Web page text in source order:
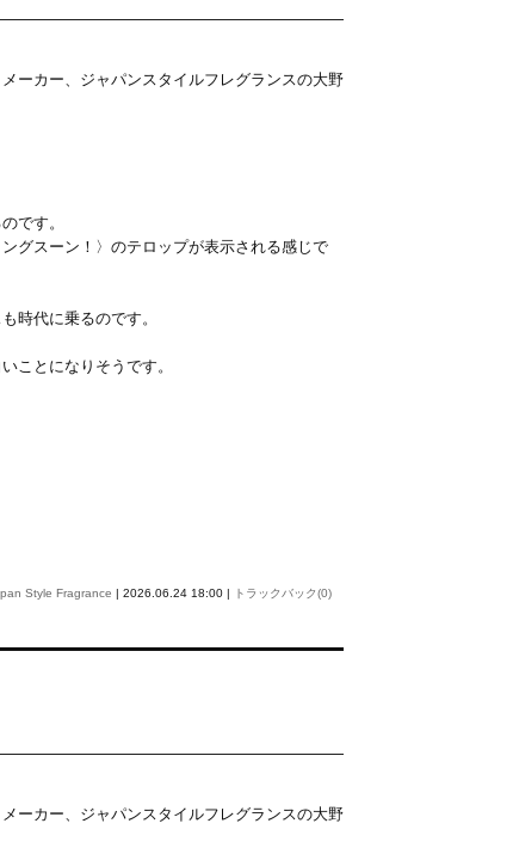
ーカー、ジャパンスタイルフレグランスの大野
です。
グスーン！〉のテロップが表示される感じで
時代に乗るのです。
ことになりそうです。
Style Fragrance | 2026.06.24 18:00 | トラックバック(0)
ーカー、ジャパンスタイルフレグランスの大野